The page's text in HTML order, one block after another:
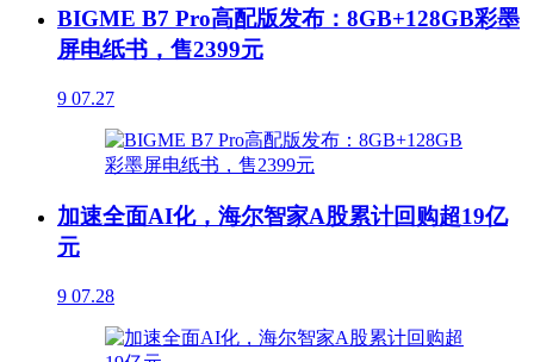
BIGME B7 Pro高配版发布：8GB+128GB彩墨
屏电纸书，售2399元
9 07.27
加速全面AI化，海尔智家A股累计回购超19亿
元
9 07.28